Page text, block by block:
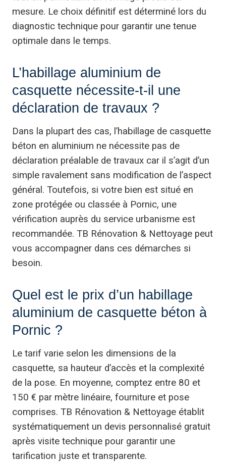
mesure. Le choix définitif est déterminé lors du
diagnostic technique pour garantir une tenue
optimale dans le temps.
L’habillage aluminium de
casquette nécessite-t-il une
déclaration de travaux ?
Dans la plupart des cas, l’habillage de casquette
béton en aluminium ne nécessite pas de
déclaration préalable de travaux car il s’agit d’un
simple ravalement sans modification de l’aspect
général. Toutefois, si votre bien est situé en
zone protégée ou classée à Pornic, une
vérification auprès du service urbanisme est
recommandée. TB Rénovation & Nettoyage peut
vous accompagner dans ces démarches si
besoin.
Quel est le prix d’un habillage
aluminium de casquette béton à
Pornic ?
Le tarif varie selon les dimensions de la
casquette, sa hauteur d’accès et la complexité
de la pose. En moyenne, comptez entre 80 et
150 € par mètre linéaire, fourniture et pose
comprises. TB Rénovation & Nettoyage établit
systématiquement un devis personnalisé gratuit
après visite technique pour garantir une
tarification juste et transparente.